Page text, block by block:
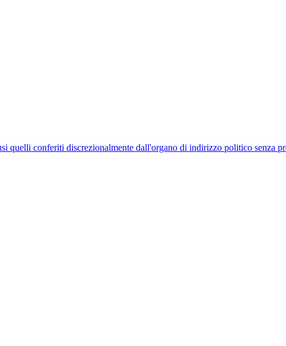
conferiti discrezionalmente dall'organo di indirizzo politico senza